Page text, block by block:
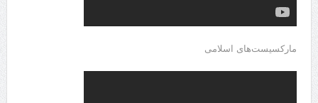
مارکسیست‌های اسلامی